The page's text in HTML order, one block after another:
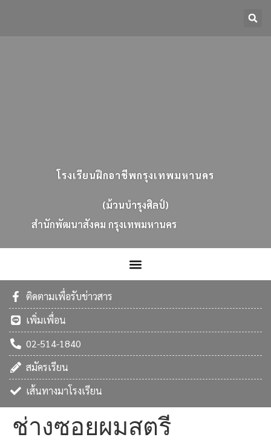
โรงเรียนฝึกอาชีพกรุงเทพมหานคร
(ม้วนบำรุงศิลป์)
สนกพฒนาสงคม กรงเทพมหานคร
ติดตามเพื่อรับข่าวสาร
เพิ่มเพื่อน
02-514-1840
สมัครเรียน
เส้นทางมาโรงเรียน
ช่างซอยผมสตรี